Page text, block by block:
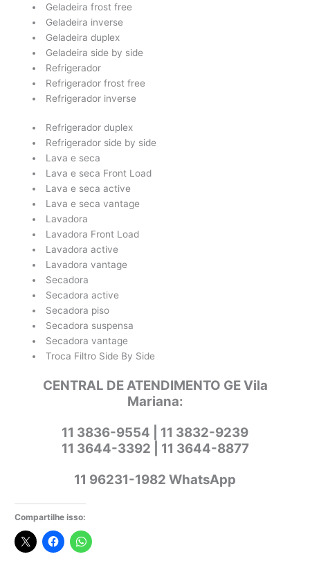
Geladeira frost free
Geladeira inverse
Geladeira duplex
Geladeira side by side
Refrigerador
Refrigerador frost free
Refrigerador inverse
Refrigerador duplex
Refrigerador side by side
Lava e seca
Lava e seca Front Load
Lava e seca active
Lava e seca vantage
Lavadora
Lavadora Front Load
Lavadora active
Lavadora vantage
Secadora
Secadora active
Secadora piso
Secadora suspensa
Secadora vantage
Troca Filtro Side By Side
CENTRAL DE ATENDIMENTO GE Vila
Mariana:
11 3836-9554 | 11 3832-9239
11 3644-3392 | 11 3644-8877
11 96231-1982 WhatsApp
Compartilhe isso: